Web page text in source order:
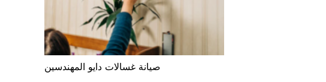
صيانة غسالات دايو المهندسين